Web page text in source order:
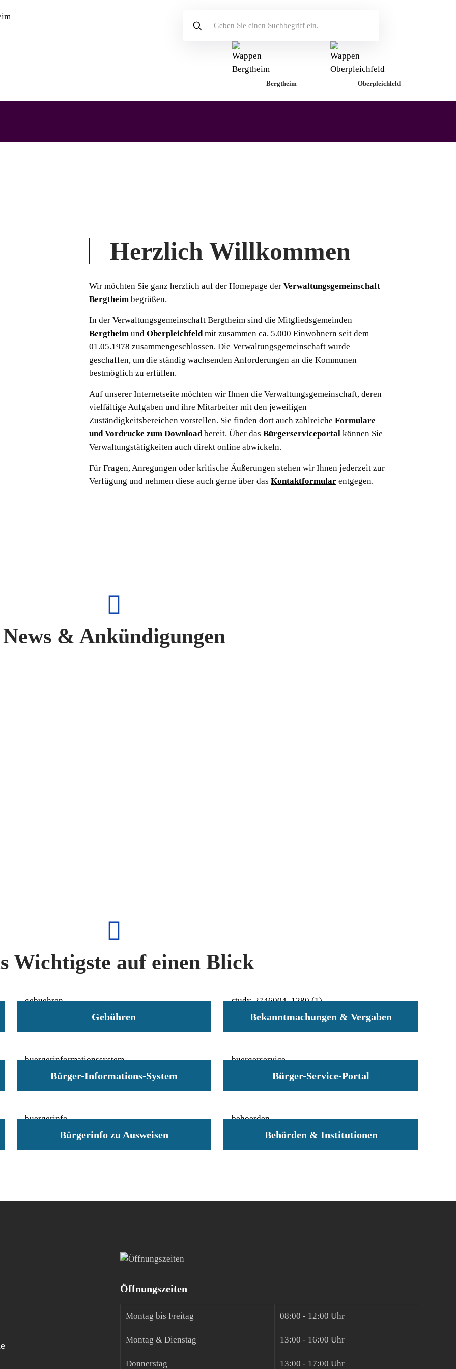
Bergtheim Oberpleichfeld
Herzlich Willkommen
Wir möchten Sie ganz herzlich auf der Homepage der Verwaltungsgemeinschaft
Bergtheim begrüßen.
In der Verwaltungsgemeinschaft Bergtheim sind die Mitgliedsgemeinden
Bergtheim und Oberpleichfeldmit zusammen ca. 5.000 Einwohnern seit dem
01.05.1978 zusammengeschlossen. Die Verwaltungsgemeinschaft wurde
geschaffen, um die ständig wachsenden Anforderungen an die Kommunen
bestmöglich zu erfüllen.
Auf unserer Internetseite möchten wir Ihnen die Verwaltungsgemeinschaft, deren
vielfältige Aufgaben und ihre Mitarbeiter mit den jeweiligen
Zuständigkeitsbereichen vorstellen. Sie finden dort auch zahlreiche Formulare
und Vordrucke zum Downloadbereit. Über das Bürgerserviceportal können Sie
Verwaltungstätigkeiten auch direkt online abwickeln.
Für Fragen, Anregungen oder kritische Äußerungen stehen wir Ihnen jederzeit zur
Verfügung und nehmen diese auch gerne über das Kontaktformular entgegen.
News & Ankündigungen
Wichtigste auf einen Blick
Gebühren
Bürger-Informations-System
Bekanntmachungen & Vergaben
Bürger-Service-Portal
Bürgerinfo zu Ausweisen Behörden & Institutionen
Öffnungszeiten
Montag bis Freitag 08:00 - 12:00 Uhr
Montag & Dienstag 13:00 - 16:00 Uhr
Donnerstag 13:00 - 17:00 Uhr